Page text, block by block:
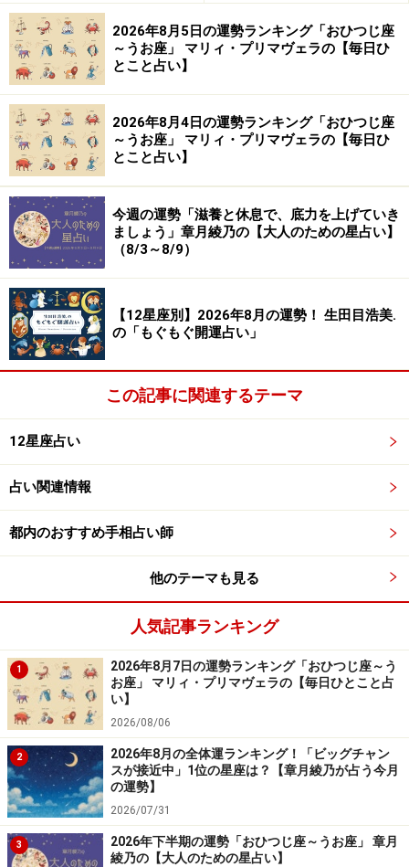
8位：てんびん座／天秤座（9月23日～10月
23日生まれ）
イライラしがち。自転車の運転は歩行者に十分な配慮
を。
＞【12星座別】今月の「仕事＆金運」1位の星座は？
7位：おひつじ座／牡羊座（3月21日～4月
19日生まれ）
障害が多いけれど、正直にしていれば壁は低くなるは
ず。
＞【12星座別】今月の「仕事＆金運」1位の星座は？
2026年8月5日の運勢ランキング「おひつじ座
～うお座」 マリィ・プリマヴェラの【毎日ひ
とこと占い】
2026年8月4日の運勢ランキング「おひつじ座
～うお座」 マリィ・プリマヴェラの【毎日ひ
とこと占い】
今週の運勢「滋養と休息で、底力を上げていき
ましょう」章月綾乃の【大人のための星占い】
（8/3～8/9）
【12星座別】2026年8月の運勢！ 生田目浩美.
の「もぐもぐ開運占い」
この記事に関連するテーマ
12星座占い
占い関連情報
都内のおすすめ手相占い師
他のテーマも見る
人気記事ランキング
1
2026年8月7日の運勢ランキング「おひつじ座～う
お座」 マリィ・プリマヴェラの【毎日ひとこと占
い】
2026/08/06
2
2026年8月の全体運ランキング！「ビッグチャン
スが接近中」1位の星座は？【章月綾乃が占う今月
の運勢】
2026/07/31
3
2026年下半期の運勢「おひつじ座～うお座」 章月
綾乃の【大人のための星占い】